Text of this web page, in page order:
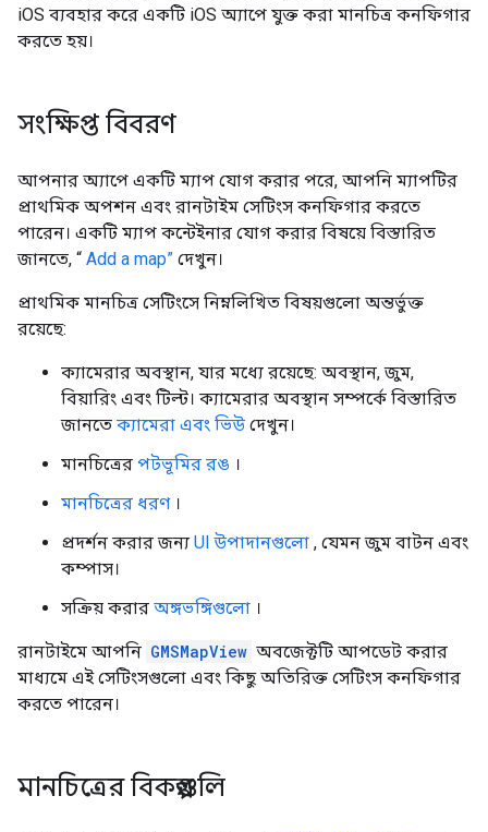
iOS ব্যবহার করে একটি iOS অ্যাপে যুক্ত করা মানচিত্র কনফিগার
করতে হয়।
সংক্ষিপ্ত বিবরণ
আপনার অ্যাপে একটি ম্যাপ যোগ করার পরে, আপনি ম্যাপটির
প্রাথমিক অপশন এবং রানটাইম সেটিংস কনফিগার করতে
পারেন। একটি ম্যাপ কন্টেইনার যোগ করার বিষয়ে বিস্তারিত
জানতে, “ Add a map” দেখুন।
প্রাথমিক মানচিত্র সেটিংসে নিম্নলিখিত বিষয়গুলো অন্তর্ভুক্ত
রয়েছে:
ক্যামেরার অবস্থান, যার মধ্যে রয়েছে: অবস্থান, জুম,
বিয়ারিং এবং টিল্ট। ক্যামেরার অবস্থান সম্পর্কে বিস্তারিত
জানতে ক্যামেরা এবং ভিউ দেখুন।
মানচিত্রের পটভূমির রঙ ।
মানচিত্রের ধরণ।
প্রদর্শন করার জন্য UI উপাদানগুলো , যেমন জুম বাটন এবং
কম্পাস।
সক্রিয় করার অঙ্গভঙ্গিগুলো ।
রানটাইমে আপনি GMSMapView অবজেক্টটি আপডেট করার
মাধ্যমে এই সেটিংসগুলো এবং কিছু অতিরিক্ত সেটিংস কনফিগার
করতে পারেন।
মানচিত্রের বিকল্পগুলি